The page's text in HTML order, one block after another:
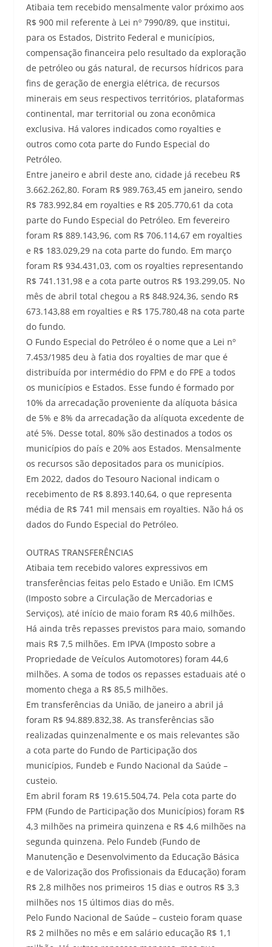
Atibaia tem recebido mensalmente valor próximo aos
R$ 900 mil referente à Lei nº 7990/89, que institui,
para os Estados, Distrito Federal e municípios,
compensação financeira pelo resultado da exploração
de petróleo ou gás natural, de recursos hídricos para
fins de geração de energia elétrica, de recursos
minerais em seus respectivos territórios, plataformas
continental, mar territorial ou zona econômica
exclusiva. Há valores indicados como royalties e
outros como cota parte do Fundo Especial do
Petróleo.
Entre janeiro e abril deste ano, cidade já recebeu R$
3.662.262,80. Foram R$ 989.763,45 em janeiro, sendo
R$ 783.992,84 em royalties e R$ 205.770,61 da cota
parte do Fundo Especial do Petróleo. Em fevereiro
foram R$ 889.143,96, com R$ 706.114,67 em royalties
e R$ 183.029,29 na cota parte do fundo. Em março
foram R$ 934.431,03, com os royalties representando
R$ 741.131,98 e a cota parte outros R$ 193.299,05. No
mês de abril total chegou a R$ 848.924,36, sendo R$
673.143,88 em royalties e R$ 175.780,48 na cota parte
do fundo.
O Fundo Especial do Petróleo é o nome que a Lei nº
7.453/1985 deu à fatia dos royalties de mar que é
distribuída por intermédio do FPM e do FPE a todos
os municípios e Estados. Esse fundo é formado por
10% da arrecadação proveniente da alíquota básica
de 5% e 8% da arrecadação da alíquota excedente de
até 5%. Desse total, 80% são destinados a todos os
municípios do país e 20% aos Estados. Mensalmente
os recursos são depositados para os municípios.
Em 2022, dados do Tesouro Nacional indicam o
recebimento de R$ 8.893.140,64, o que representa
média de R$ 741 mil mensais em royalties. Não há os
dados do Fundo Especial do Petróleo.
OUTRAS TRANSFERÊNCIAS
Atibaia tem recebido valores expressivos em
transferências feitas pelo Estado e União. Em ICMS
(Imposto sobre a Circulação de Mercadorias e
Serviços), até início de maio foram R$ 40,6 milhões.
Há ainda três repasses previstos para maio, somando
mais R$ 7,5 milhões. Em IPVA (Imposto sobre a
Propriedade de Veículos Automotores) foram 44,6
milhões. A soma de todos os repasses estaduais até o
momento chega a R$ 85,5 milhões.
Em transferências da União, de janeiro a abril já
foram R$ 94.889.832,38. As transferências são
realizadas quinzenalmente e os mais relevantes são
a cota parte do Fundo de Participação dos
municípios, Fundeb e Fundo Nacional da Saúde –
custeio.
Em abril foram R$ 19.615.504,74. Pela cota parte do
FPM (Fundo de Participação dos Municípios) foram R$
4,3 milhões na primeira quinzena e R$ 4,6 milhões na
segunda quinzena. Pelo Fundeb (Fundo de
Manutenção e Desenvolvimento da Educação Básica
e de Valorização dos Profissionais da Educação) foram
R$ 2,8 milhões nos primeiros 15 dias e outros R$ 3,3
milhões nos 15 últimos dias do mês.
Pelo Fundo Nacional de Saúde – custeio foram quase
R$ 2 milhões no mês e em salário educação R$ 1,1